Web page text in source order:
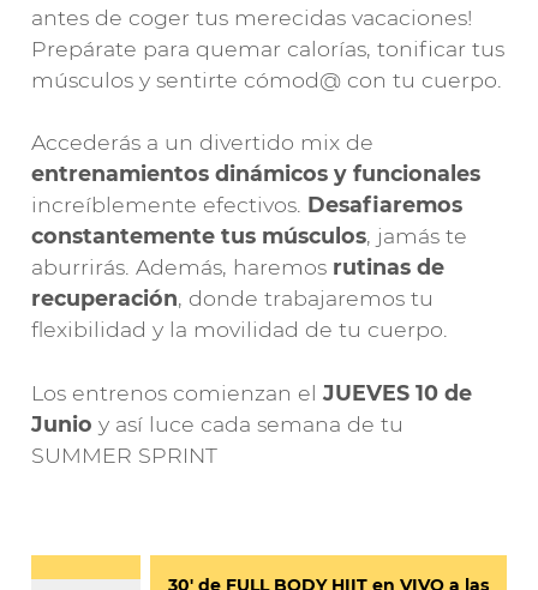
antes de coger tus merecidas vacaciones!
Prepárate para quemar calorías, tonificar tus
músculos y sentirte cómod@ con tu cuerpo.
Accederás a un divertido mix de
entrenamientos dinámicos y funcionales
increíblemente efectivos. Desafiaremos
constantemente tus músculos, jamás te
aburrirás. Además, haremos rutinas de
recuperación, donde trabajaremos tu
flexibilidad y la movilidad de tu cuerpo.
Los entrenos comienzan el JUEVES 10 de
Junio y así luce cada semana de tu
SUMMER SPRINT
30′ de FULL BODY HIIT en VIVO a las